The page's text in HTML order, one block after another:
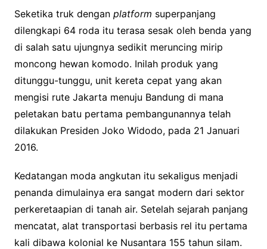
Seketika truk dengan platform superpanjang
dilengkapi 64 roda itu terasa sesak oleh benda yang
di salah satu ujungnya sedikit meruncing mirip
moncong hewan komodo. Inilah produk yang
ditunggu-tunggu, unit kereta cepat yang akan
mengisi rute Jakarta menuju Bandung di mana
peletakan batu pertama pembangunannya telah
dilakukan Presiden Joko Widodo, pada 21 Januari
2016.
Kedatangan moda angkutan itu sekaligus menjadi
penanda dimulainya era sangat modern dari sektor
perkeretaapian di tanah air. Setelah sejarah panjang
mencatat, alat transportasi berbasis rel itu pertama
kali dibawa kolonial ke Nusantara 155 tahun silam.